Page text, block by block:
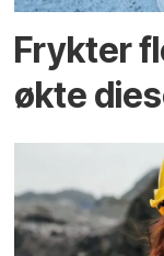
Frykter
økte